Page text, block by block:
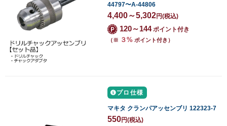
44797〜A-44806
4,400～5,302円(税込)
120～144ポイント付き
（※ ３% ポイント付き）
プロ仕様
マキタ クランパアッセンブリ 122323-7
550円(税込)